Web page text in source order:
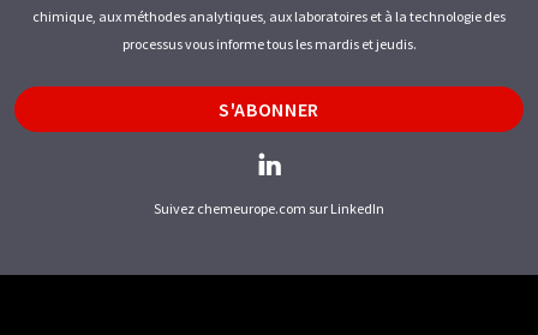
chimique, aux méthodes analytiques, aux laboratoires et à la technologie des
processus vous informe tous les mardis et jeudis.
S'ABONNER
Suivez chemeurope.com sur LinkedIn